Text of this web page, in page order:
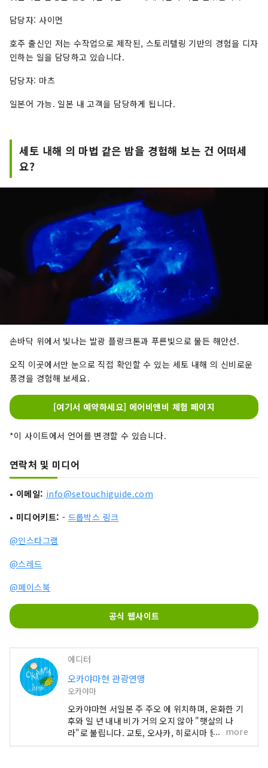
담당자: 사이먼
호주 출신인 저는 수작업으로 제작된, 스토리텔링 기반의 경험을 디자
인하는 일을 담당하고 있습니다.
담당자: 마츠
일본어 가능. 일본 내 고객을 담당하게 됩니다.
세토 내해 의 마법 같은 밤을 경험해 보는 건 어떠세
요?
손바닥 위에서 빛나는 발광 플랑크톤과 푸른빛으로 물든 해안선.
오직 이곳에서만 눈으로 직접 확인할 수 있는 세토 내해 의 신비로운
풍경을 경험해 보세요.
[여기서 예약하세요] 에어비앤비 체험 페이지
*이 사이트에서 언어를 변경할 수 있습니다.
연락처 및 미디어
• 이메일: info@setouchiguide.com
• 미디어키트: - 드롭박스 링크
@인스타그램
@스레드
@페이스북
공식 웹사이트
에디터
오카야마현 관광연맹
오카야마
오카야마현 서일본 주 주오 에 위치하며, 온화한 기
후와 일 년 내내 비가 거의 오지 않아 "햇살의 나
라"로 불립니다. 교토, 오사카, 히로시마 등 유명 관
광지의 중간 지점에 편리하게 위치해 있습니다! 또
more